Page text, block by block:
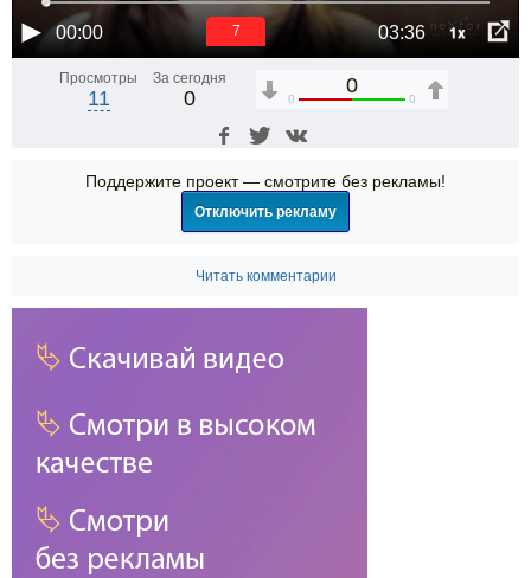
00:00 03:36 1x
7
Просмотры
11
За сегодня
0
0
0 0
Поддержите проект — смотрите без рекламы!
Отключить рекламу
Читать комментарии